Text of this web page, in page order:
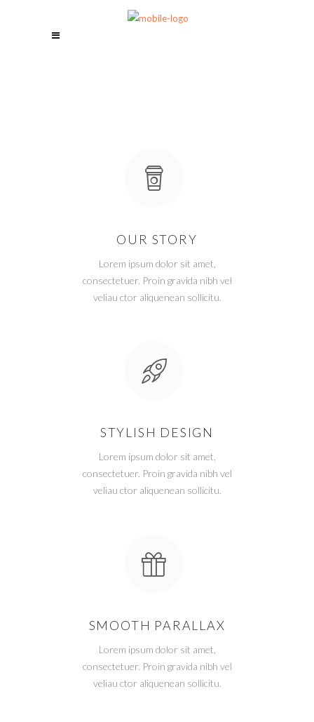
OUR STORY
Lorem ipsum dolor sit amet,
consectetuer. Proin gravida nibh vel
veliau ctor aliquenean sollicitu.
STYLISH DESIGN
Lorem ipsum dolor sit amet,
consectetuer. Proin gravida nibh vel
veliau ctor aliquenean sollicitu.
SMOOTH PARALLAX
Lorem ipsum dolor sit amet,
consectetuer. Proin gravida nibh vel
veliau ctor aliquenean sollicitu.